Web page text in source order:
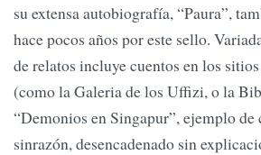
su extensa autobiografía, “Paura”,
hace pocos años por este sello.
de relatos incluye cuentos en los
(como la Galeria de los Uffizi, o la
“Demonios en Singapur”, ejemplo
sinrazón, desencadenado sin